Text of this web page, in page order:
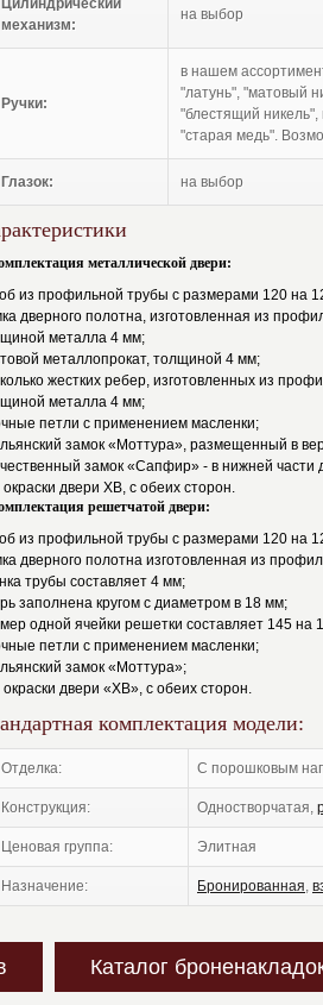
Цилиндрический
механизм:
на выбор
Ручки:
в нашем
"латунь", "матовый
"блестящий никель",
"старая медь".
Глазок: на выбор
металлической двери:
из профильной трубы с размерами 120 на
дверного полотна, изготовленная из
металла 4 мм;
металлопрокат, толщиной 4 мм;
жестких ребер, изготовленных из
металла 4 мм;
петли с применением масленки;
замок «Моттура», размещенный в
замок «Сапфир» - в нижней части
окраски двери XB, с обеих сторон.
решетчатой двери:
из профильной трубы с размерами 120 на
дверного полотна изготовленная из
трубы составляет 4 мм;
заполнена кругом с диаметром в 18 мм;
одной ячейки решетки составляет 145 на
петли с применением масленки;
замок «Моттура»;
окраски двери «XB», с обеих сторон.
комплектация модели:
отделка: с порошковым
конструкция: одностворчатая,
ценовая группа: элитная
назначение: бронированная,
Каталог